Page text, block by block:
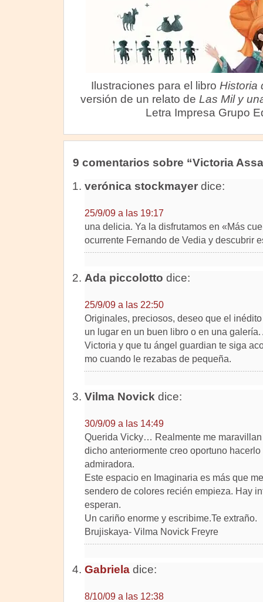
Ilustraciones para el libro Historia
versión de un relato de Las Mil y
Letra Impresa Grupo
9 comentarios sobre “Victoria
verónica stockmayerdice:
25/9/09 a las 19:17
una delicia. Ya la disfrutamos en «Más
ocurrente Fernando de Vedia y descubrir
Ada piccolotto dice:
25/9/09 a las 22:50
Originales, preciosos, deseo que el
un lugar en un buen libro o en una galería.
Victoria y que tu ángel guardian te siga
mo cuando le rezabas de pequeña.
Vilma Novick dice:
30/9/09 a las 14:49
Querida Vicky… Realmente me
dicho anteriormente creo oportuno
admiradora.
Este espacio en Imaginaria es más que
sendero de colores recién empieza. Hay
esperan.
Un cariño enorme y escribime.Te extraño.
Brujiskaya- Vilma Novick Freyre
Gabrieladice:
8/10/09 a las 12:38